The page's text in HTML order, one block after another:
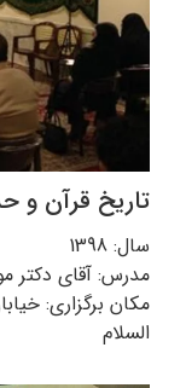
تاریخ قرآن و
سال: 1398
مدرس: آقای دکتر
مکان برگزاری:
السلام